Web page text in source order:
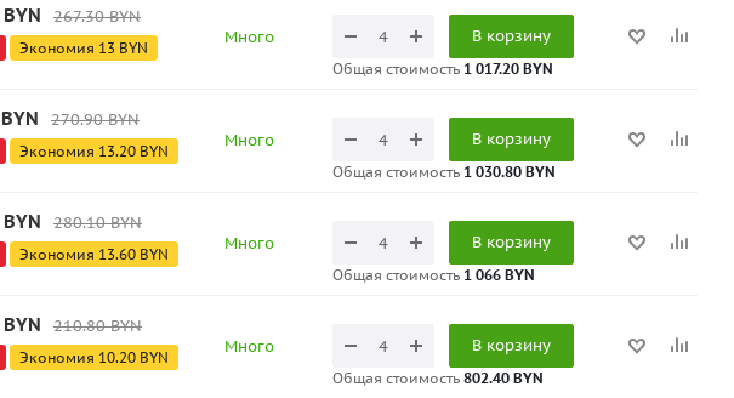
BYN 267.30BYN
Экономия 13 BYN
Много В корзину
Общая стоимость 1 017.20 BYN
BYN 270.90BYN
Экономия 13.20 BYN
Много В корзину
Общая стоимость 1 030.80 BYN
BYN 280.10BYN
Экономия 13.60 BYN
Много В корзину
Общая стоимость 1 066 BYN
BYN 210.80BYN
Экономия 10.20 BYN
Много В корзину
Общая стоимость 802.40 BYN